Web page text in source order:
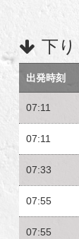
下り
出発時刻
07:11
07:11
07:33
07:55
07:55